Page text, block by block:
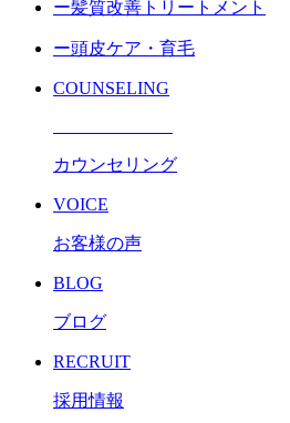
ー髪質改善トリートメント
ー頭皮ケア・育毛
COUNSELING
カウンセリング
VOICE
お客様の声
BLOG
ブログ
RECRUIT
採用情報